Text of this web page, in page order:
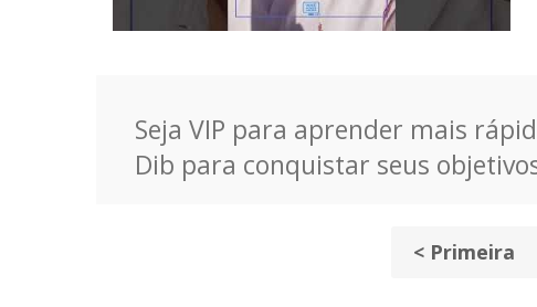
Seja VIP para aprender mais
Dib para conquistar seus
< Primeira